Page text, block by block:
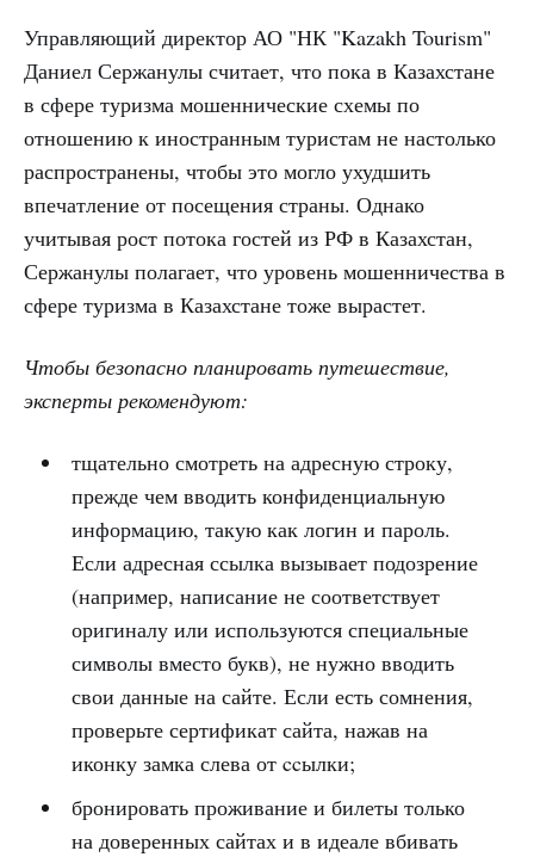
Управляющий директор АО "НК "Kazakh Tourism"
Даниел Сержанулы считает, что пока в Казахстане
в сфере туризма мошеннические схемы по
отношению к иностранным туристам не настолько
распространены, чтобы это могло ухудшить
впечатление от посещения страны. Однако
учитывая рост потока гостей из РФ в Казахстан,
Сержанулы полагает, что уровень мошенничества в
сфере туризма в Казахстане тоже вырастет.
Чтобы безопасно планировать путешествие,
эксперты рекомендуют:
тщательно смотреть на адресную строку,
прежде чем вводить конфиденциальную
информацию, такую как логин и пароль.
Если адресная ссылка вызывает подозрение
(например, написание не соответствует
оригиналу или используются специальные
символы вместо букв), не нужно вводить
свои данные на сайте. Если есть сомнения,
проверьте сертификат сайта, нажав на
иконку замка слева от ccылки;
бронировать проживание и билеты только
на доверенных сайтах и в идеале вбивать